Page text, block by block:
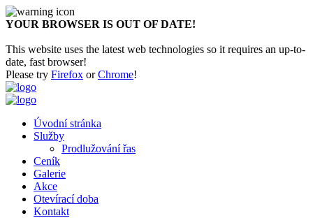
YOUR BROWSER IS OUT OF DATE!
This website uses the latest web technologies so it requires an up-to-
date, fast browser!
Please try Firefox orChrome!
Úvodní stránka
Služby
Prodlužování řas
Ceník
Galerie
Akce
Otevírací doba
Kontakt